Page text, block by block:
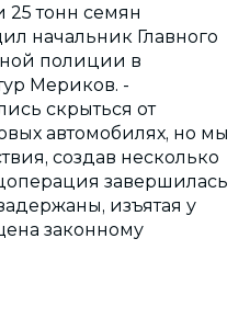
25 тонн семян
начальник Главного
полиции в
Мериков. -
скрыться от
автомобилях, но мы
создав несколько
завершилась
изъятая у
законному